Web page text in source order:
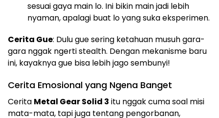
sesuai gaya main lo. Ini bikin main jadi lebih
nyaman, apalagi buat lo yang suka eksperimen.
Cerita Gue: Dulu gue sering ketahuan musuh gara-
gara nggak ngerti stealth. Dengan mekanisme baru
ini, kayaknya gue bisa lebih jago sembunyi!
Cerita Emosional yang Ngena Banget
Cerita Metal Gear Solid 3 itu nggak cuma soal misi
mata-mata, tapi juga tentang pengorbanan,